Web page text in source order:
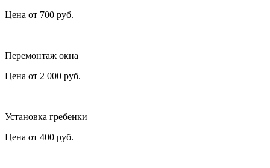
Цена от 700 руб.
Перемонтаж окна
Цена от 2 000 руб.
Установка гребенки
Цена от 400 руб.